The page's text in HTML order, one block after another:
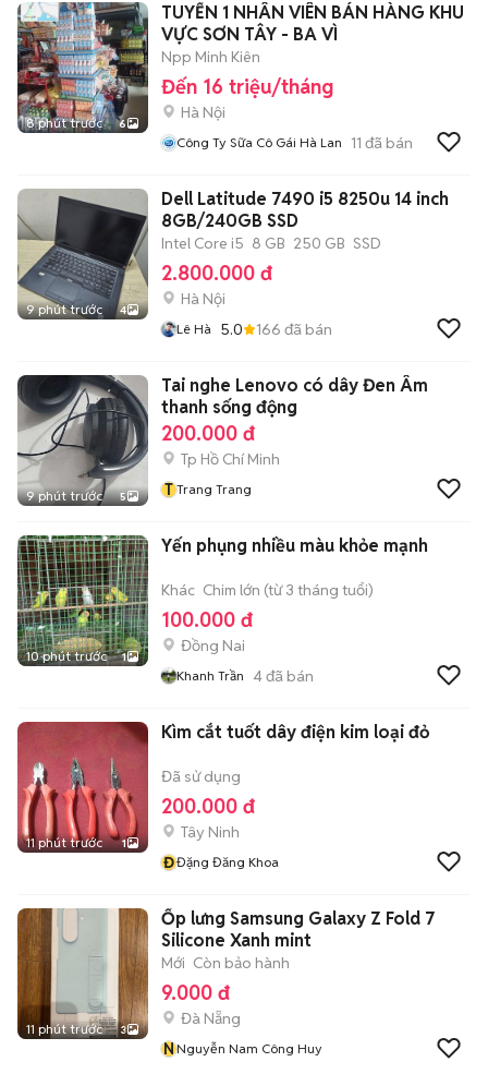
8 phút trước 6
TUYỂN 1 NHÂN VIÊN BÁN HÀNG KHU
VỰC SƠN TÂY - BA VÌ
Npp Minh Kiên
Đến 16 triệu/tháng
Hà Nội
Công Ty Sữa Cô Gái Hà Lan 11 đã bán
9 phút trước 4
Dell Latitude 7490 i5 8250u 14 inch
8GB/240GB SSD
Intel Core i5 8 GB 250 GB SSD
2.800.000 đ
Hà Nội
Lê Hà 5.0 166 đã bán
9 phút trước 5
Tai nghe Lenovo có dây Đen Âm
thanh sống động
200.000 đ
Tp Hồ Chí Minh
T Trang Trang
10 phút trước 1
Yến phụng nhiều màu khỏe mạnh
Khác Chim lớn (từ 3 tháng tuổi)
100.000 đ
Đồng Nai
Khanh Trần 4đã bán
11 phút trước 1
Kìm cắt tuốt dây điện kim loại đỏ
Đã sử dụng
200.000 đ
Tây Ninh
ĐĐặng Đăng Khoa
11 phút trước 3
Ốp lưng Samsung Galaxy Z Fold 7
Silicone Xanh mint
Mới Còn bảo hành
9.000 đ
Đà Nẵng
NNguyễn Nam Công Huy